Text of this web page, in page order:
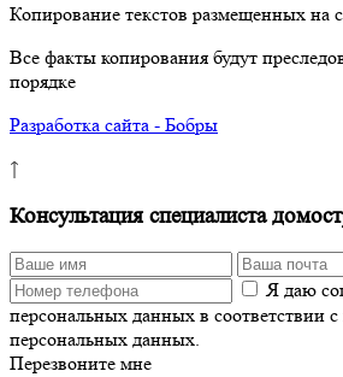
Копирование текстов размещенных на
Все факты копирования будут
порядке
Разработка сайта - Бобры
↑
Консультация специалиста
Я даю
персональных данных в соответствии
персональных данных.
Перезвоните мне